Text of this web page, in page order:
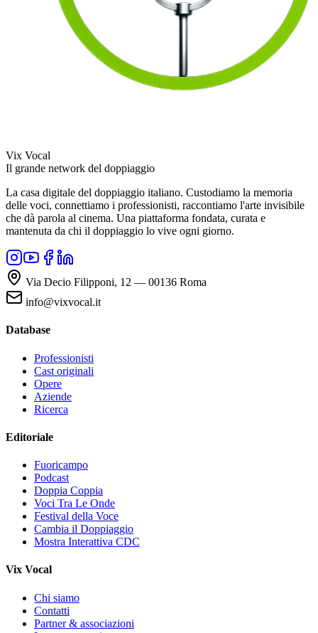
Vix Vocal
Il grande network del doppiaggio
La casa digitale del doppiaggio italiano. Custodiamo la memoria
delle voci, connettiamo i professionisti, raccontiamo l'arte invisibile
che dà parola al cinema. Una piattaforma fondata, curata e
mantenuta da chi il doppiaggio lo vive ogni giorno.
Via Decio Filipponi, 12 — 00136 Roma
info@vixvocal.it
Database
Professionisti
Cast originali
Opere
Aziende
Ricerca
Editoriale
Fuoricampo
Podcast
Doppia Coppia
Voci Tra Le Onde
Festival della Voce
Cambia il Doppiaggio
Mostra Interattiva CDC
Vix Vocal
Chi siamo
Contatti
Partner & associazioni